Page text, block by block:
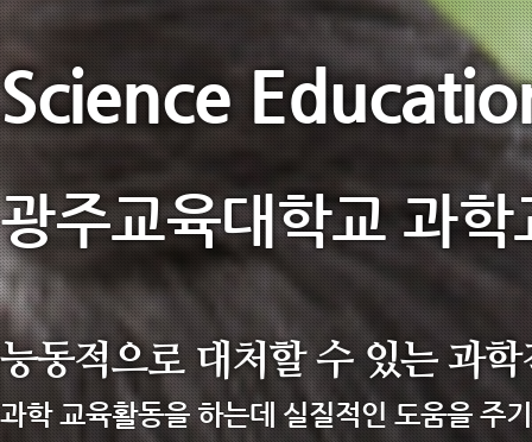
Science
광주교육대학교과학
능동적으로 대처할 수 있는 과
과학 교육활동을 하는데 실질적인 도움을 주